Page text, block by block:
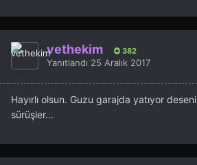
vethekim 382
Yanıtlandı 25 Aralık 2017
Hayırlı olsun. Guzu garajda yatıyor
sürüşler...